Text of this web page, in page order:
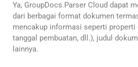
Ya, GroupDocs.Parser Cloud dapat
dari berbagai format dokumen
mencakup informasi seperti properti
tanggal pembuatan, dll.), judul
lainnya.